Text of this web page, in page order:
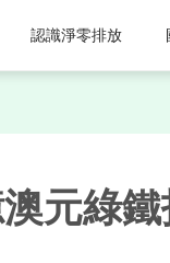
認識淨零排放
元綠